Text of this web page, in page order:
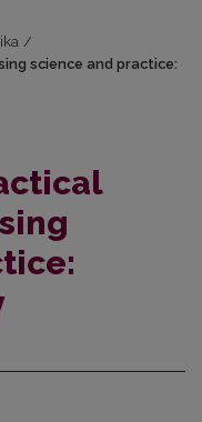
/
science and practice: